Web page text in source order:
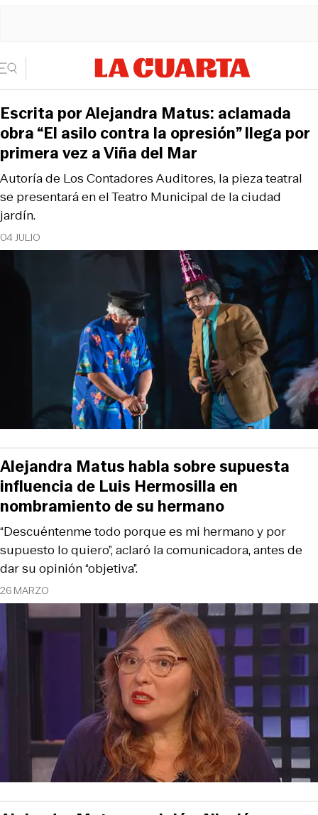
04 JULIO
Autoría de Los Contadores Auditores, la pieza teatral
se presentará en el Teatro Municipal de la ciudad
jardín.
Escrita por Alejandra Matus: aclamada
obra “El asilo contra la opresión” llega por
primera vez a Viña del Mar
26 MARZO
“Descuéntenme todo porque es mi hermano y por
supuesto lo quiero”, aclaró la comunicadora, antes de
dar su opinión “objetiva”.
Alejandra Matus habla sobre supuesta
influencia de Luis Hermosilla en
nombramiento de su hermano